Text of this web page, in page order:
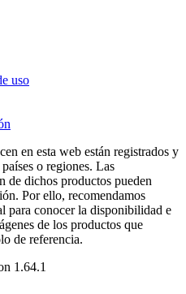
uso
en esta web están registrados y
o regiones. Las
de dichos productos pueden
Por ello, recomendamos
para conocer la disponibilidad e
de los productos que
de referencia.
1.64.1